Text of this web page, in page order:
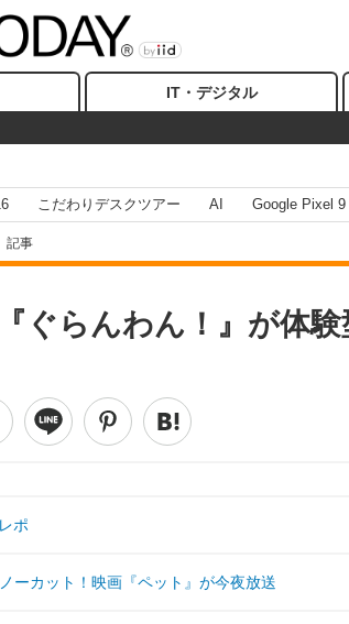
IT・デジタル
こだわりデスクツアー AI Google Pixel 9
記事
ぐらんわん！』が体
ポ
ーカット！映画『ペット』が今夜放送